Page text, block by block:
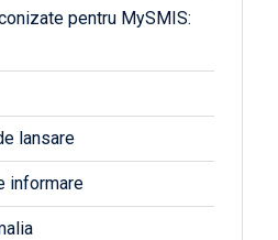
pentru MySMIS:
lansare
informare